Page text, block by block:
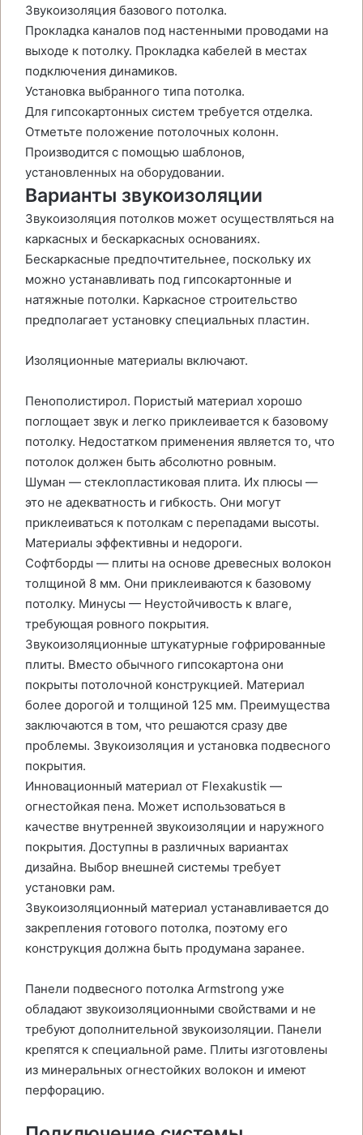
Звукоизоляция базового потолка.
Прокладка каналов под настенными проводами на
выходе к потолку. Прокладка кабелей в местах
подключения динамиков.
Установка выбранного типа потолка.
Для гипсокартонных систем требуется отделка.
Отметьте положение потолочных колонн.
Производится с помощью шаблонов,
установленных на оборудовании.
Варианты звукоизоляции
Звукоизоляция потолков может осуществляться на
каркасных и бескаркасных основаниях.
Бескаркасные предпочтительнее, поскольку их
можно устанавливать под гипсокартонные и
натяжные потолки. Каркасное строительство
предполагает установку специальных пластин.
Изоляционные материалы включают.
Пенополистирол. Пористый материал хорошо
поглощает звук и легко приклеивается к базовому
потолку. Недостатком применения является то, что
потолок должен быть абсолютно ровным.
Шуман — стеклопластиковая плита. Их плюсы —
это не адекватность и гибкость. Они могут
приклеиваться к потолкам с перепадами высоты.
Материалы эффективны и недороги.
Софтборды — плиты на основе древесных волокон
толщиной 8 мм. Они приклеиваются к базовому
потолку. Минусы — Неустойчивость к влаге,
требующая ровного покрытия.
Звукоизоляционные штукатурные гофрированные
плиты. Вместо обычного гипсокартона они
покрыты потолочной конструкцией. Материал
более дорогой и толщиной 125 мм. Преимущества
заключаются в том, что решаются сразу две
проблемы. Звукоизоляция и установка подвесного
покрытия.
Инновационный материал от Flexakustik —
огнестойкая пена. Может использоваться в
качестве внутренней звукоизоляции и наружного
покрытия. Доступны в различных вариантах
дизайна. Выбор внешней системы требует
установки рам.
Звукоизоляционный материал устанавливается до
закрепления готового потолка, поэтому его
конструкция должна быть продумана заранее.
Панели подвесного потолка Armstrong уже
обладают звукоизоляционными свойствами и не
требуют дополнительной звукоизоляции. Панели
крепятся к специальной раме. Плиты изготовлены
из минеральных огнестойких волокон и имеют
перфорацию.